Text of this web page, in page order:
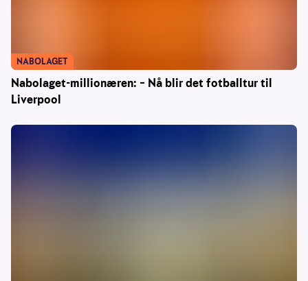
Nabolaget-millionæren: – Nå blir det fotballtur til
Liverpool
NABOLAGET